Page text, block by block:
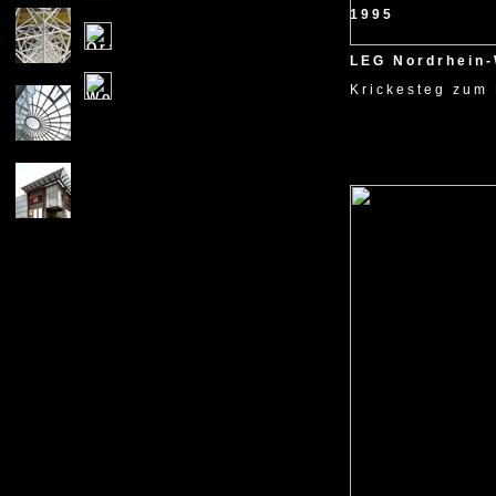
1995
LEG
Krickesteg zum